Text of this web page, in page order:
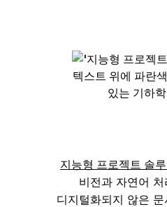
지능형 프로젝트 솔
비전과 자연어
디지털화되지 않은